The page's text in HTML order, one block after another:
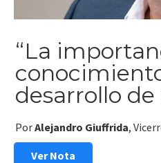
“La
desarrollo de
PorAlejandro Giuffrida,
Ver Nota